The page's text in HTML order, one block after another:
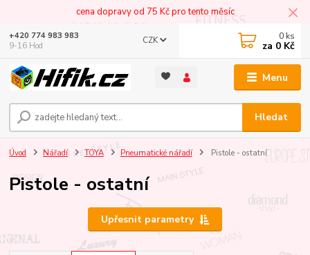
cena dopravy od 75 Kč pro tento měsíc
Menu
CZK
Hledat
+420 774 983 983
9-16 Hod
0 ks
za 0 Kč
Úvod Nářadí TOYA Pneumatické nářadí Pistole - ostatní
Pistole - ostatní
Upřesnit parametry